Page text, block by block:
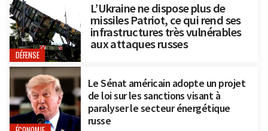
DÉFENSE
L’Ukraine ne dispose plus de
missiles Patriot, ce qui rend ses
infrastructures très vulnérables
aux attaques russes
Le Sénat américain adopte un projet
de loi sur les sanctions visant à
paralyser le secteur énergétique
russe